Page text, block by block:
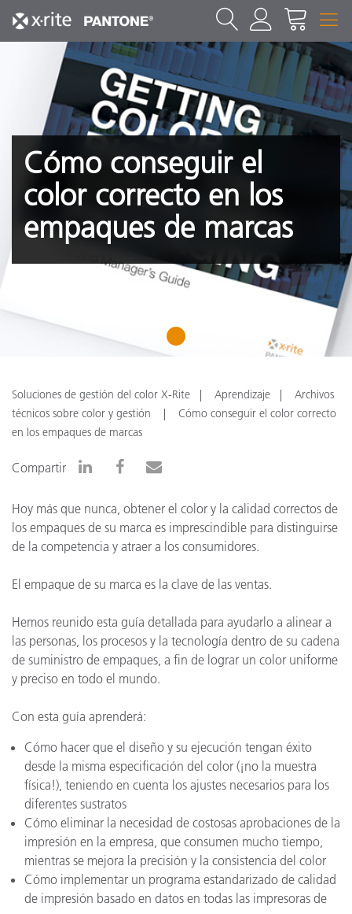
Cómo conseguir el
color correcto en los
empaques de marcas
1
Soluciones de gestión del color X-Rite Aprendizaje
Archivos
técnicos sobre color y gestión
Cómo conseguir el color correcto
en los empaques de marcas
Compartir
Hoy más que nunca, obtener el color y la calidad correctos de
los empaques de su marca es imprescindible para distinguirse
de la competencia y atraer a los consumidores.
El empaque de su marca es la clave de las ventas.
Hemos reunido esta guía detallada para ayudarlo a alinear a
las personas, los procesos y la tecnología dentro de su cadena
de suministro de empaques, a fin de lograr un color uniforme
y preciso en todo el mundo.
Con esta guía aprenderá:
Cómo hacer que el diseño y su ejecución tengan éxito
desde la misma especificación del color (¡no la muestra
física!), teniendo en cuenta los ajustes necesarios para los
diferentes sustratos
Cómo eliminar la necesidad de costosas aprobaciones de la
impresión en la empresa, que consumen mucho tiempo,
mientras se mejora la precisión y la consistencia del color
Cómo implementar un programa estandarizado de calidad
de impresión basado en datos en todas las impresoras de